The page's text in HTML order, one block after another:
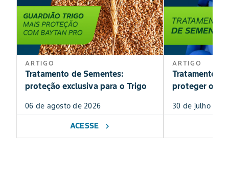
ARTIGO
Tratamento de Sementes:
proteção exclusiva para o Trigo
06 de agosto de 2026
ACESSE chevron_right
ARTIGO
Tratamento
proteger o
30 de julho de